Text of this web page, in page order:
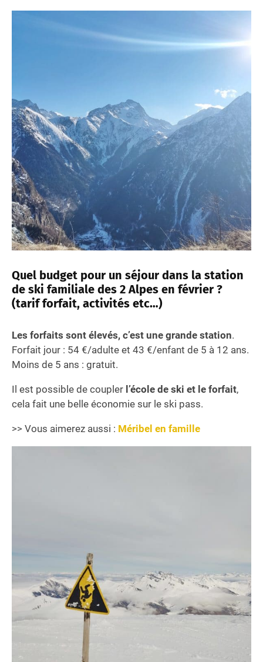
Quel budget pour un séjour dans la station
de ski familiale des 2 Alpes en février ?
(tarif forfait, activités etc…)
Les forfaits sont élevés, c’est une grande station.
Forfait jour : 54 €/adulte et 43 €/enfant de 5 à 12 ans.
Moins de 5 ans : gratuit.
Il est possible de coupler l’école de ski et le forfait,
cela fait une belle économie sur le ski pass.
>> Vous aimerez aussi : Méribel en famille